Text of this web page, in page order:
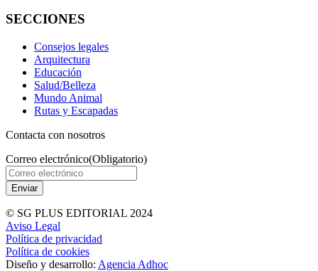
SECCIONES
Consejos legales
Arquitectura
Educación
Salud/Belleza
Mundo Animal
Rutas y Escapadas
Contacta con nosotros
Correo electrónico(Obligatorio)
© SG PLUS EDITORIAL 2024
Aviso Legal
Política de privacidad
Política de cookies
Diseño y desarrollo: Agencia Adhoc